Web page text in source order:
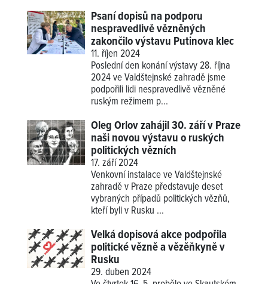
Psaní dopisů na podporu
nespravedlivě vězněných
zakončilo výstavu Putinova klec
11. říjen 2024
Poslední den konání výstavy 28. října
2024 ve Valdštejnské zahradě jsme
podpořili lidi nespravedlivě vězněné
ruským režimem p...
Oleg Orlov zahájil 30. září v Praze
naši novou výstavu o ruských
politických vězních
17. září 2024
Venkovní instalace ve Valdštejnské
zahradě v Praze představuje deset
vybraných případů politických vězňů,
kteří byli v Rusku ...
Velká dopisová akce podpořila
politické vězně a vězěňkyně v
Rusku
29. duben 2024